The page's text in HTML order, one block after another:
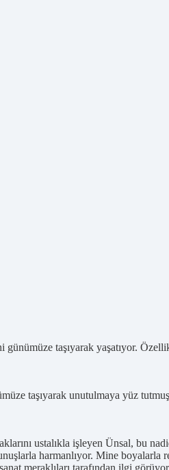
günümüze taşıyarak yaşatıyor.
taşıyarak unutulmaya yüz
ustalıkla işleyen Ünsal, bu
harmanlıyor. Mine boyalarla
meraklıları tarafından ilgi